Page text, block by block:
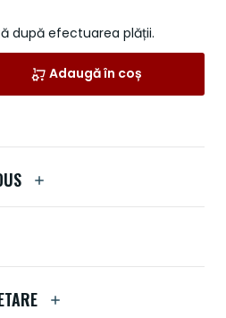
după efectuarea plății.
Adaugă în coș